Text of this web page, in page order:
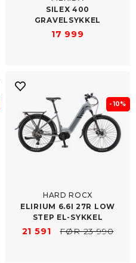
SILEX 400
GRAVELSYKKEL
17 999
- 10%
HARD ROCX
ELIRIUM 6.6I 27R LOW
STEP EL-​SYKKEL
21 591 FØR 23 990